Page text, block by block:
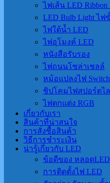
ไฟเส้น LED Ribbon
LED Bulb Light ไฟ
ไฟใต้น้ำ LED
ไฟอุโมงค์ LED
หนังสือรับรอง
ไฟถนนโซล่าเชลล์
หม้อแปลงไฟ
ชิปโคมไฟสปอร์ตไ
ไฟตกแต่ง RGB
เกี่ยวกับเรา
สินค้าที่น่าสนใจ
การสั่งซื้อสินค้า
วิธีการชำระเงิน
น่ารู้เกี่ยวกับ LED
ข้อดีของ หลอดLED
การติดตั้งไฟ LED